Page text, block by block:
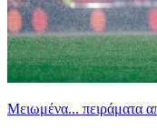
Μειωμένα... πειράματα